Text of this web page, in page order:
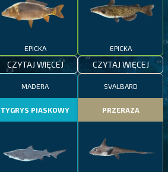
EPICKA
CZYTAJ WIĘCEJ
EPICKA
CZYTAJ WIĘCEJ
MADERA
TYGRYS PIASKOWY
SVALBARD
PRZERAZA